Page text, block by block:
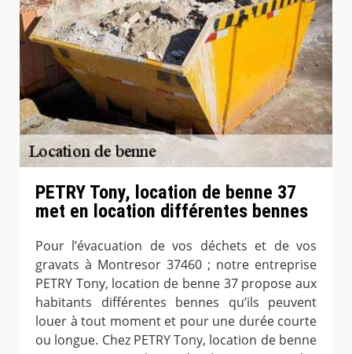
PETRY Tony, location de benne 37
met en location différentes bennes
Pour l’évacuation de vos déchets et de vos
gravats à Montresor 37460 ; notre entreprise
PETRY Tony, location de benne 37 propose aux
habitants différentes bennes qu’ils peuvent
louer à tout moment et pour une durée courte
ou longue. Chez PETRY Tony, location de benne